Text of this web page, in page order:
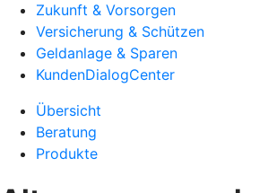
Zukunft & Vorsorgen
Versicherung & Schützen
Geldanlage & Sparen
KundenDialogCenter
Übersicht
Beratung
Produkte